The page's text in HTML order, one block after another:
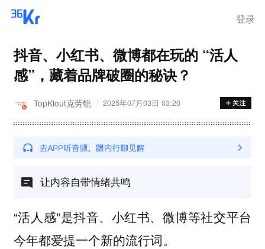
登录
抖音、小红书、微博都在玩的 “活人
感”，藏着品牌破圈的秘诀？
TopKlout克劳锐 2025年07月03日 03:20
让内容自带情绪共鸣
“活人感”是抖音、小红书、微博等社交平台
今年都爱提一个新的流行词。